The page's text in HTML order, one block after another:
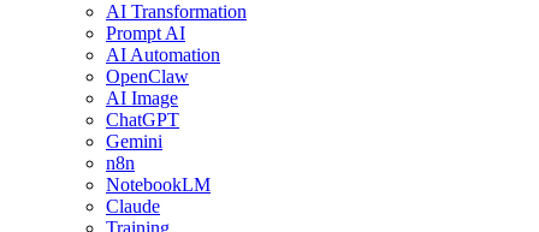
AI Transformation
Prompt AI
AI Automation
OpenClaw
AI Image
ChatGPT
Gemini
n8n
NotebookLM
Claude
Training